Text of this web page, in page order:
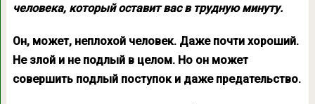
человека, который оставит вас в трудную минуту.
Он, может, неплохой человек. Даже почти хороший.
Не злой и не подлый в целом. Но он может
совершить подлый поступок и даже предательство.